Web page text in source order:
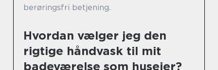
berøringsfri betjening.
Hvordan vælger jeg den
rigtige håndvask til mit
badeværelse som husejer?